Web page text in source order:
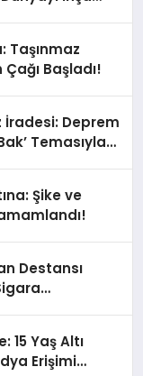
Taşınmaz
Başladı!
İradesi: Deprem
Temasıyla
Şike ve
Destansı
15 Yaş Altı
Erişimi